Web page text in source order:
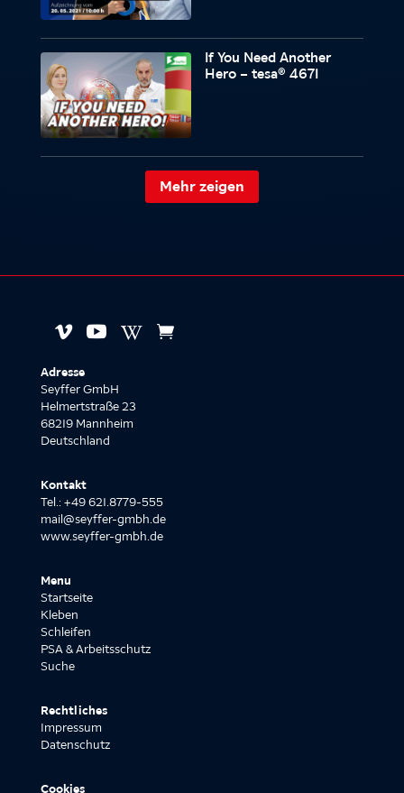
If You Need Another
Hero – tesa® 4671
Mehr zeigen
   
Adresse
Seyffer GmbH
Helmertstraße 23
68219 Mannheim
Deutschland
Kontakt
Tel.: +49 621.8779-555
mail@seyffer-gmbh.de
www.seyffer-gmbh.de
Menu
Startseite
Kleben
Schleifen
PSA & Arbeitsschutz
Suche
Rechtliches
Impressum
Datenschutz
Cookies